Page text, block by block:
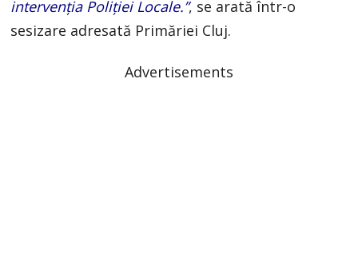
intervenția Poliției Locale.”, se arată într-o
sesizare adresată Primăriei Cluj.
Advertisements